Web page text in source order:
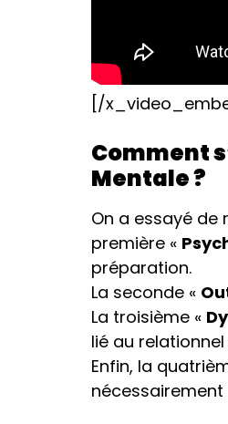
[/
Comment
Mentale ?
On a essayé
première «
préparation.
La seconde «
La troisième «
lié au
Enfin, la